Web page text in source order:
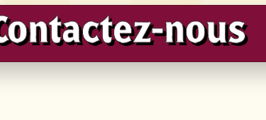
nous